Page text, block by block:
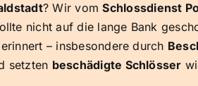
? Wir vomSchlossdienst
nicht auf die lange Bank
– insbesondere durch
setzten beschädigte Schlösser